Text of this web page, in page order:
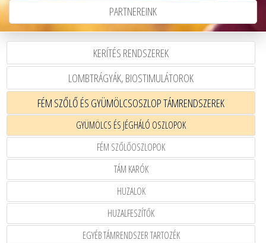
PARTNEREINK
KERÍTÉS RENDSZEREK
LOMBTRÁGYÁK, BIOSTIMULÁTOROK
FÉM SZŐLŐ ÉS GYÜMÖLCSOSZLOP TÁMRENDSZEREK
GYÜMÖLCS ÉS JÉGHÁLÓ OSZLOPOK
FÉM SZŐLŐOSZLOPOK
TÁM KARÓK
HUZALOK
HUZALFESZÍTŐK
EGYÉB TÁMRENDSZER TARTOZÉK